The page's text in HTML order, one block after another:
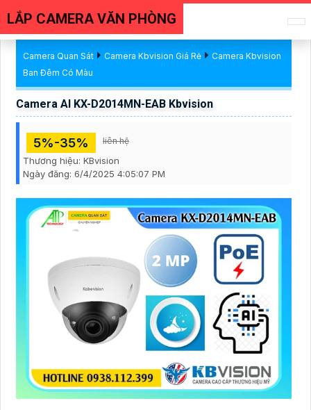
LẮP CAMERA VĂN PHÒNG
Camera Quan Sát Camera Kbvision Giá Rẻ
Camera Kbvision
Ban Đêm Có Màu
Camera AI KX-D2014MN-EAB Kbvision
5%-35% liên hệ
Thương hiệu: KBvision
Ngày đăng: 6/4/2025 4:05:07 PM